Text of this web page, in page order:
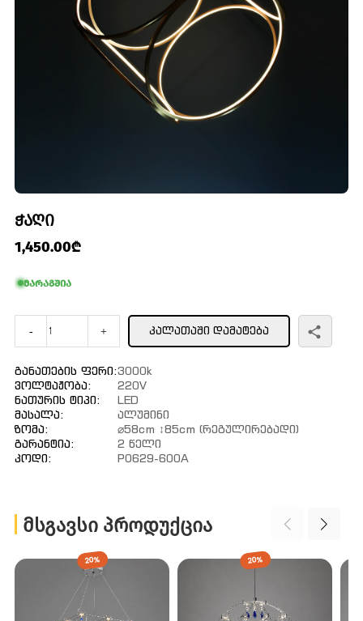
ᲭᲐᲦᲘ
1,450.00₾
მარაგშია
- + ᲙᲐᲚᲐᲗᲐᲨᲘ ᲓᲐᲛᲐᲢᲔᲑᲐ
Განათების Ფერი:
Ვოლტაჟობა:
Ნათურის Ტიპი:
Მასალა:
Ზომა:
Გარანტია:
Კოდი:
3000k
220V
LED
Ალუმინი
⌀58cm ↕85cm (რეგულირებადი)
2 Წელი
P0629-600A
ᲛᲡᲒᲐᲕᲡᲘ ᲞᲠᲝᲓᲣᲥᲪᲘᲐ
20% 20%